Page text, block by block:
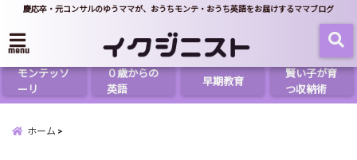
慶応卒・元コンサルのゆうママが、おうちモンテ・おうち英語をお届けするママブログ
menu
モンテッソ
ーリ
０歳からの
英語
早期教育
賢い子が育
つ収納術
ホーム